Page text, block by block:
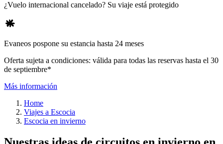
¿Vuelo internacional cancelado? Su viaje está protegido
Evaneos pospone su estancia hasta 24 meses
Oferta sujeta a condiciones: válida para todas las reservas hasta el 30
de septiembre*
Más información
Home
Viajes a Escocia
Escocia en invierno